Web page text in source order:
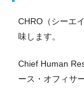
CHRO（シーエ
味します。
Chief Human
ース・オフィサ